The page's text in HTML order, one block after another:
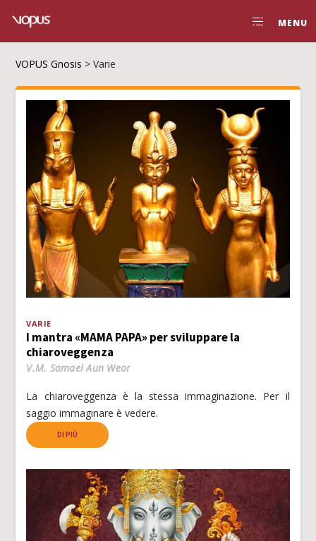
MENU
VOPUS Gnosis >Varie
VARIE
I mantra «MAMA PAPA» per sviluppare la
chiaroveggenza
V.M. Samael Aun Weor
La chiaroveggenza è la stessa immaginazione. Per il
saggio immaginare è vedere.
DI PIÙ